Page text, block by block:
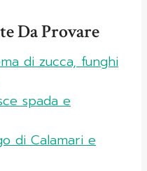
Da Provare
di zucca, funghi
spada e
di Calamari e